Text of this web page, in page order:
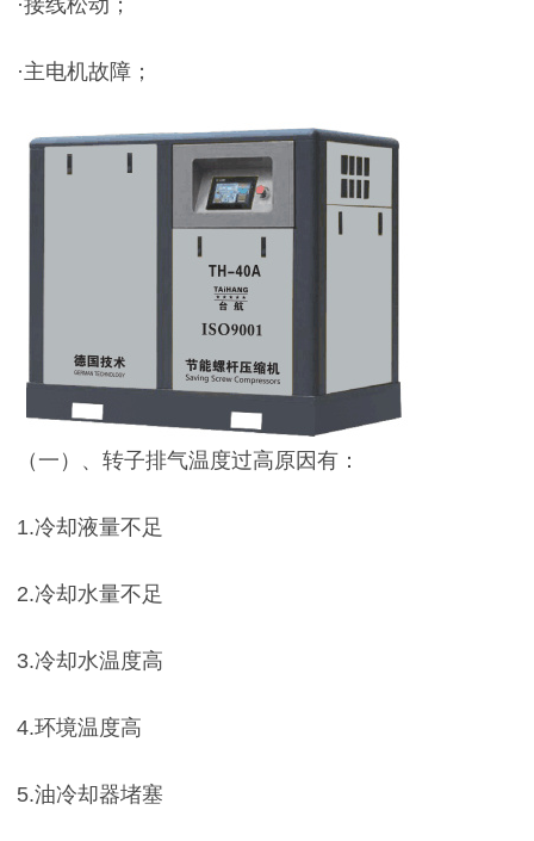
·接线松动；
·主电机故障；
（一）、转子排气温度过高原因有：
1.冷却液量不足
2.冷却水量不足
3.冷却水温度高
4.环境温度高
5.油冷却器堵塞